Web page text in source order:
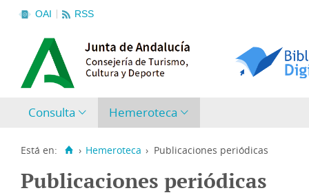
OAI RSS
Consulta Hemeroteca
Está en: › Hemeroteca › Publicaciones periódicas
Publicaciones periódicas